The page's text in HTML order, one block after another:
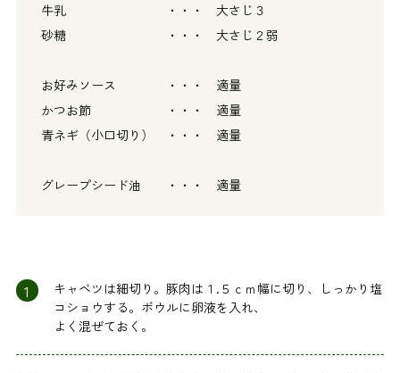
牛乳 ・・・ 大さじ３
砂糖 ・・・ 大さじ２弱
お好みソース ・・・ 適量
かつお節 ・・・ 適量
青ネギ（小口切り） ・・・ 適量
グレープシード油 ・・・ 適量
1
キャベツは細切り。豚肉は１.５ｃｍ幅に切り、しっかり塩
コショウする。ボウルに卵液を入れ、
よく混ぜておく。